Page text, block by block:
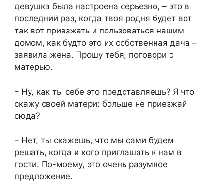
девушка была настроена серьезно, – это в
последний раз, когда твоя родня будет вот
так вот приезжать и пользоваться нашим
домом, как будто это их собственная дача –
заявила жена. Прошу тебя, поговори с
матерью.
– Ну, как ты себе это представляешь? Я что
скажу своей матери: больше не приезжай
сюда?
– Нет, ты скажешь, что мы сами будем
решать, когда и кого приглашать к нам в
гости. По-моему, это очень разумное
предложение.